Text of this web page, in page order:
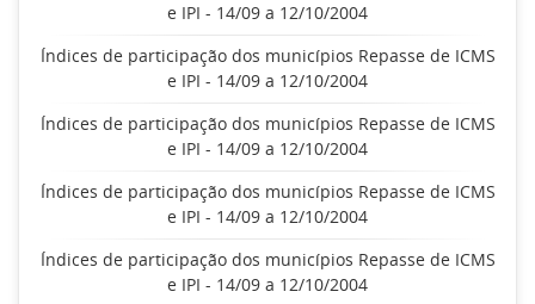
e IPI - 14/09 a 12/10/2004
Índices de participação dos municípios Repasse de ICMS
e IPI - 14/09 a 12/10/2004
Índices de participação dos municípios Repasse de ICMS
e IPI - 14/09 a 12/10/2004
Índices de participação dos municípios Repasse de ICMS
e IPI - 14/09 a 12/10/2004
Índices de participação dos municípios Repasse de ICMS
e IPI - 14/09 a 12/10/2004